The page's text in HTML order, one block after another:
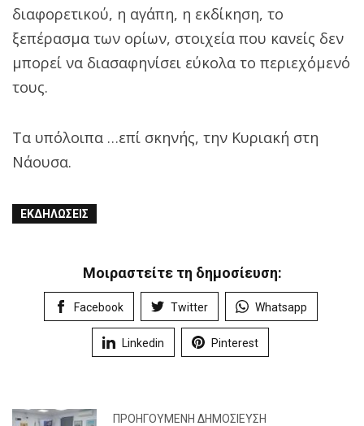
διαφορετικού, η αγάπη, η εκδίκηση, το
ξεπέρασμα των ορίων, στοιχεία που κανείς δεν
μπορεί να διασαφηνίσει εύκολα το περιεχόμενό
τους.
Τα υπόλοιπα …επί σκηνής, την Κυριακή στη
Νάουσα.
ΕΚΔΗΛΏΣΕΙΣ
Μοιραστείτε τη δημοσίευση:
Facebook Twitter Whatsapp
Linkedin Pinterest
ΠΡΟΗΓΟΎΜΕΝΗ ΔΗΜΟΣΊΕΥΣΗ